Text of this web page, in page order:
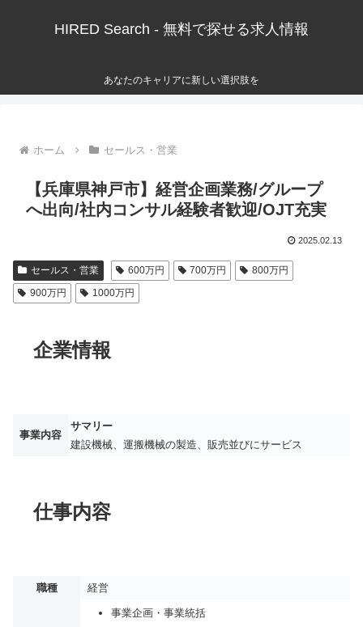
HIRED Search - 無料で探せる求人情報
あなたのキャリアに新しい選択肢を
ホーム セールス・営業
【兵庫県神戸市】経営企画業務/グループ
へ出向/社内コンサル経験者歓迎/OJT充実
2025.02.13
セールス・営業 600万円 700万円
800万円
900万円
1000万円
企業情報
事業内容
サマリー
建設機械、運搬機械の製造、販売並びにサービス
仕事内容
職種 経営
事業企画・事業統括